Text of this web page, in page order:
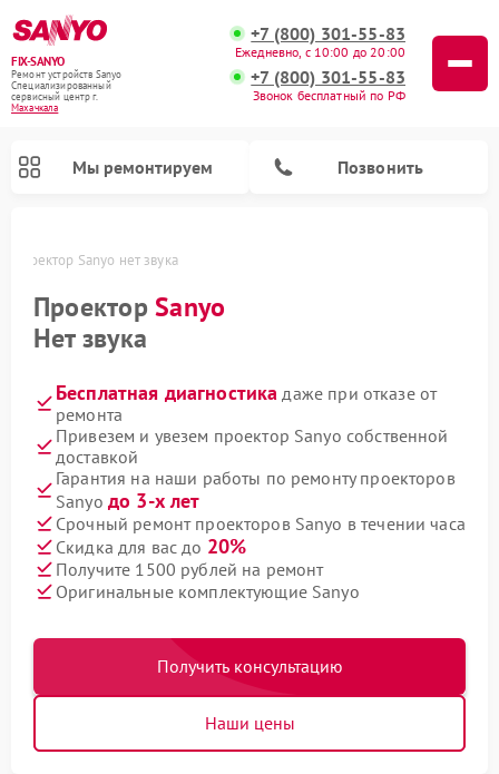
FIX-SANYO
Ремонт устройств Sanyo
Специализированный
cервисный центр г.
Махачкала
+7 (800) 301-55-83
Ежедневно, с 10:00 до 20:00
+7 (800) 301-55-83
Звонок бесплатный по РФ
Мы ремонтируем Позвонить
Проектор Sanyo нет звука
ПроекторSanyo
Нет звука
Бесплатная диагностика даже при отказе от
ремонта
Привезем и увезем проектор Sanyo собственной
доставкой
Гарантия на наши работы по ремонту проекторов
Sanyo до 3-х лет
Срочный ремонт проекторов Sanyo в течении часа
Скидка для вас до 20%
Получите 1500 рублей на ремонт
Оригинальные комплектующие Sanyo
Получить консультацию
Наши цены